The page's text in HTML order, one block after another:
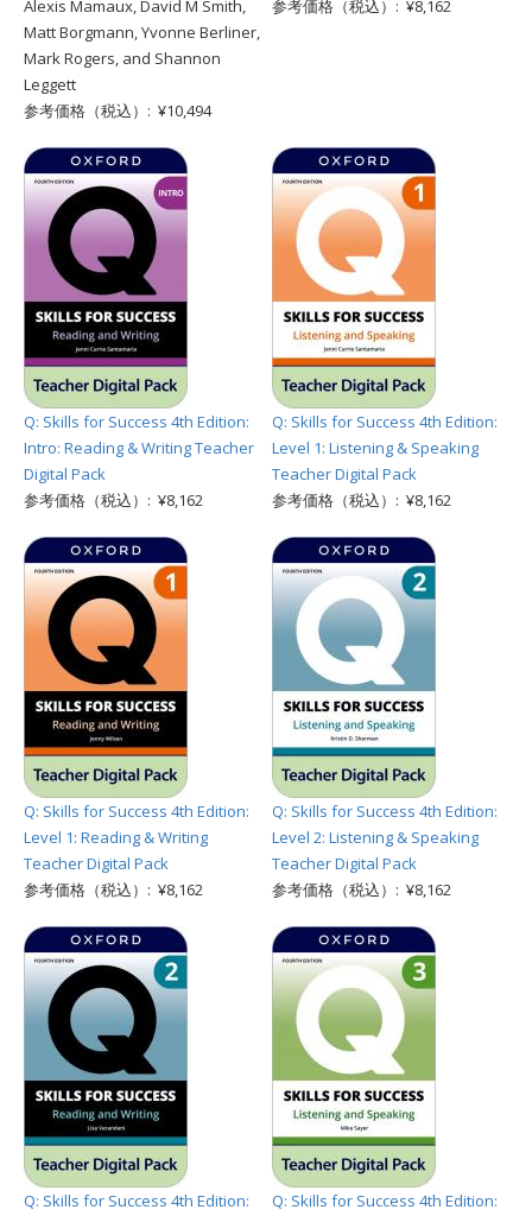
Alexis Mamaux, David M Smith,
Matt Borgmann, Yvonne Berliner,
Mark Rogers, and Shannon
Leggett
参考価格（税込）: ¥10,494
参考価格（税込）: ¥8,162
Q: Skills for Success 4th Edition:
Intro: Reading & Writing Teacher
Digital Pack
参考価格（税込）: ¥8,162
Q: Skills for Success 4th Edition:
Level 1: Listening & Speaking
Teacher Digital Pack
参考価格（税込）: ¥8,162
Q: Skills for Success 4th Edition:
Level 1: Reading & Writing
Teacher Digital Pack
参考価格（税込）: ¥8,162
Q: Skills for Success 4th Edition:
Level 2: Listening & Speaking
Teacher Digital Pack
参考価格（税込）: ¥8,162
Q: Skills for Success 4th Edition: Q: Skills for Success 4th Edition: